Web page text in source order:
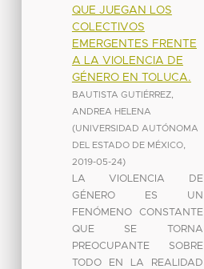
QUE JUEGAN LOS
COLECTIVOS
EMERGENTES FRENTE
A LA VIOLENCIA DE
GÉNERO EN TOLUCA.
BAUTISTA GUTIÉRREZ,
ANDREA HELENA
(UNIVERSIDAD AUTÓNOMA
DEL ESTADO DE MÉXICO,
2019-05-24)
LA VIOLENCIA DE
GÉNERO ES UN
FENÓMENO CONSTANTE
QUE SE TORNA
PREOCUPANTE SOBRE
TODO EN LA REALIDAD